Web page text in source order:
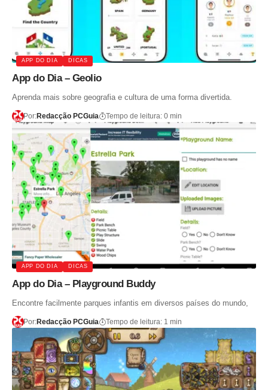
APP DO DIA DICAS
App do Dia – Geolio
Aprenda mais sobre geografia e cultura de uma forma divertida.
Por:Redacção PCGuia Tempo de leitura: 0 min
APP DO DIA DICAS
App do Dia – Playground Buddy
Encontre facilmente parques infantis em diversos países do mundo,
Por:Redacção PCGuia Tempo de leitura: 1 min